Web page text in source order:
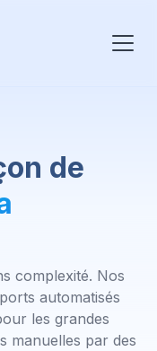
de
complexité. Nos
automatisés
les grandes
manuelles par des